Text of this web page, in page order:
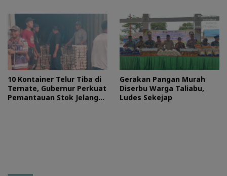
10 Kontainer Telur Tiba di
Ternate, Gubernur Perkuat
Pemantauan Stok Jelang
Gerakan Pangan Murah
Diserbu Warga Taliabu,
Ludes Sekejap